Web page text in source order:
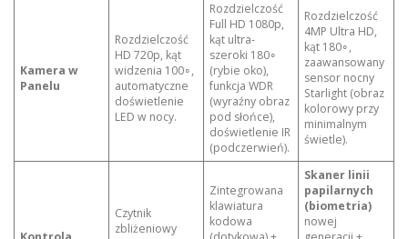
Kamera w
Panelu
Rozdzielczość
HD 720p, kąt
widzenia 100∘,
automatyczne
doświetlenie
LED w nocy.
Rozdzielczość
Full HD 1080p,
kąt ultra-
szeroki 180∘
(rybie oko),
funkcja WDR
(wyraźny obraz
pod słońce),
doświetlenie IR
(podczerwień).
Rozdzielczość
4MP Ultra HD,
kąt 180∘,
zaawansowany
sensor nocny
Starlight (obraz
kolorowy przy
minimalnym
świetle).
Czytnik
zbliżeniowy
Zintegrowana
klawiatura
kodowa
Skaner linii
papilarnych
(biometria)
nowej